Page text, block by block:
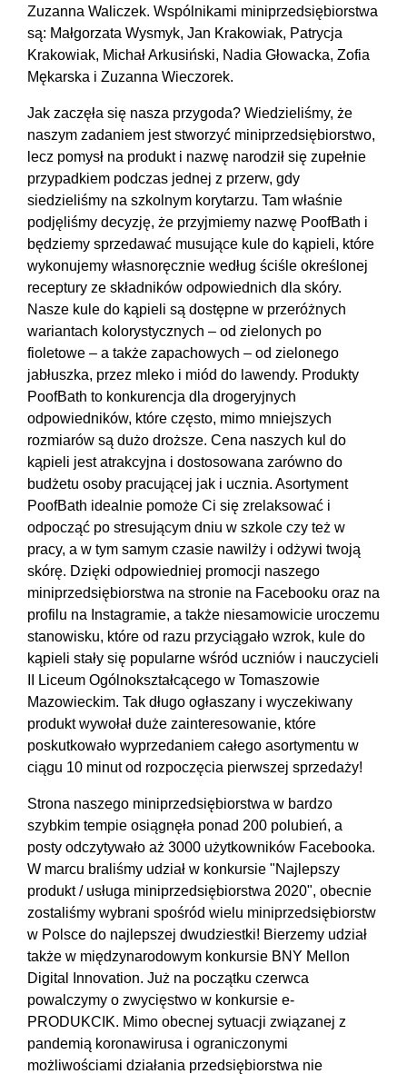
Zuzanna Waliczek. Wspólnikami miniprzedsiębiorstwa
są: Małgorzata Wysmyk, Jan Krakowiak, Patrycja
Krakowiak, Michał Arkusiński, Nadia Głowacka, Zofia
Mękarska i Zuzanna Wieczorek.
Jak zaczęła się nasza przygoda? Wiedzieliśmy, że
naszym zadaniem jest stworzyć miniprzedsiębiorstwo,
lecz pomysł na produkt i nazwę narodził się zupełnie
przypadkiem podczas jednej z przerw, gdy
siedzieliśmy na szkolnym korytarzu. Tam właśnie
podjęliśmy decyzję, że przyjmiemy nazwę PoofBath i
będziemy sprzedawać musujące kule do kąpieli, które
wykonujemy własnoręcznie według ściśle określonej
receptury ze składników odpowiednich dla skóry.
Nasze kule do kąpieli są dostępne w przeróżnych
wariantach kolorystycznych – od zielonych po
fioletowe – a także zapachowych – od zielonego
jabłuszka, przez mleko i miód do lawendy. Produkty
PoofBath to konkurencja dla drogeryjnych
odpowiedników, które często, mimo mniejszych
rozmiarów są dużo droższe. Cena naszych kul do
kąpieli jest atrakcyjna i dostosowana zarówno do
budżetu osoby pracującej jak i ucznia. Asortyment
PoofBath idealnie pomoże Ci się zrelaksować i
odpocząć po stresującym dniu w szkole czy też w
pracy, a w tym samym czasie nawilży i odżywi twoją
skórę. Dzięki odpowiedniej promocji naszego
miniprzedsiębiorstwa na stronie na Facebooku oraz na
profilu na Instagramie, a także niesamowicie uroczemu
stanowisku, które od razu przyciągało wzrok, kule do
kąpieli stały się popularne wśród uczniów i nauczycieli
II Liceum Ogólnokształcącego w Tomaszowie
Mazowieckim. Tak długo ogłaszany i wyczekiwany
produkt wywołał duże zainteresowanie, które
poskutkowało wyprzedaniem całego asortymentu w
ciągu 10 minut od rozpoczęcia pierwszej sprzedaży!
Strona naszego miniprzedsiębiorstwa w bardzo
szybkim tempie osiągnęła ponad 200 polubień, a
posty odczytywało aż 3000 użytkowników Facebooka.
W marcu braliśmy udział w konkursie "Najlepszy
produkt / usługa miniprzedsiębiorstwa 2020", obecnie
zostaliśmy wybrani spośród wielu miniprzedsiębiorstw
w Polsce do najlepszej dwudziestki! Bierzemy udział
także w międzynarodowym konkursie BNY Mellon
Digital Innovation. Już na początku czerwca
powalczymy o zwycięstwo w konkursie e-
PRODUKCIK. Mimo obecnej sytuacji związanej z
pandemią koronawirusa i ograniczonymi
możliwościami działania przedsiębiorstwa nie